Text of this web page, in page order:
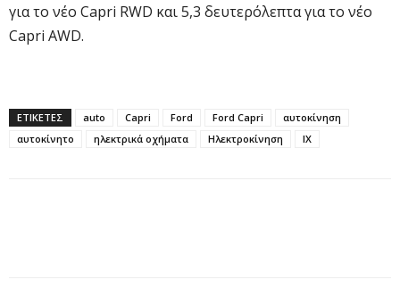
για το νέο Capri RWD και 5,3 δευτερόλεπτα για το νέο
Capri AWD.
ΕΤΙΚΕΤΕΣ auto Capri Ford Ford Capri
αυτοκίνηση
αυτοκίνητο
ηλεκτρικά οχήματα Ηλεκτροκίνηση ΙΧ